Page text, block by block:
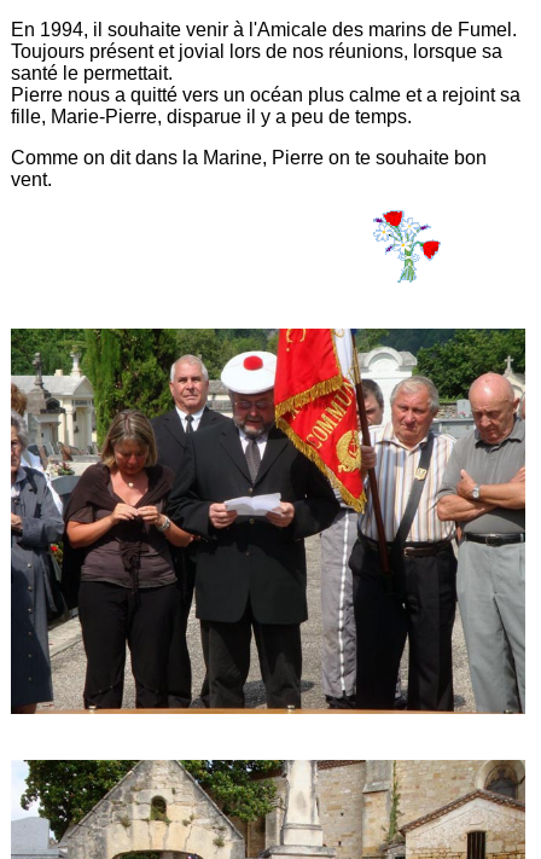
En 1994, il souhaite venir à l'Amicale des marins de Fumel.
Toujours présent et jovial lors de nos réunions, lorsque sa
santé le permettait.
Pierre nous a quitté vers un océan plus calme et a rejoint sa
fille, Marie-Pierre, disparue il y a peu de temps.
Comme on dit dans la Marine, Pierre on te souhaite bon
vent.